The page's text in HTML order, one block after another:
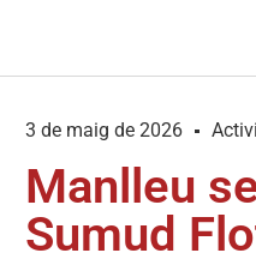
3 de maig de 2026
Manlleu
Sumud